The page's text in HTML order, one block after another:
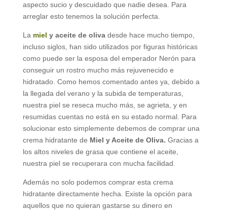
aspecto sucio y descuidado que nadie desea. Para
arreglar esto tenemos la solución perfecta.
La miel y aceite de oliva desde hace mucho tiempo,
incluso siglos, han sido utilizados por figuras históricas
como puede ser la esposa del emperador Nerón para
conseguir un rostro mucho más rejuvenecido e
hidratado. Como hemos comentado antes ya, debido a
la llegada del verano y la subida de temperaturas,
nuestra piel se reseca mucho más, se agrieta, y en
resumidas cuentas no está en su estado normal. Para
solucionar esto simplemente debemos de comprar una
crema hidratante de Miel y Aceite de Oliva. Gracias a
los altos niveles de grasa que contiene el aceite,
nuestra piel se recuperara con mucha facilidad.
Además no solo podemos comprar esta crema
hidratante directamente hecha. Existe la opción para
aquellos que no quieran gastarse su dinero en